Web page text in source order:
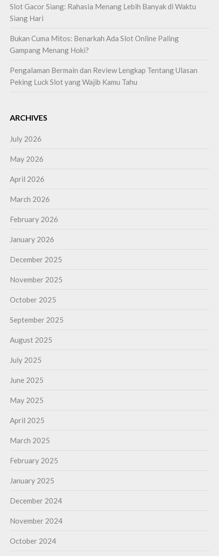
Slot Gacor Siang: Rahasia Menang Lebih Banyak di Waktu
Siang Hari
Bukan Cuma Mitos: Benarkah Ada Slot Online Paling
Gampang Menang Hoki?
Pengalaman Bermain dan Review Lengkap Tentang Ulasan
Peking Luck Slot yang Wajib Kamu Tahu
ARCHIVES
July 2026
May 2026
April 2026
March 2026
February 2026
January 2026
December 2025
November 2025
October 2025
September 2025
August 2025
July 2025
June 2025
May 2025
April 2025
March 2025
February 2025
January 2025
December 2024
November 2024
October 2024